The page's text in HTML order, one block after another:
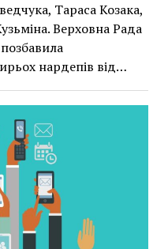
Тараса Козака,
Верховна Рада
нардепів від…